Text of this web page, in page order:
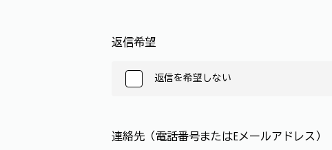
返信希望
返信を希望しない
連絡先（電話番号またはEメールアドレス）